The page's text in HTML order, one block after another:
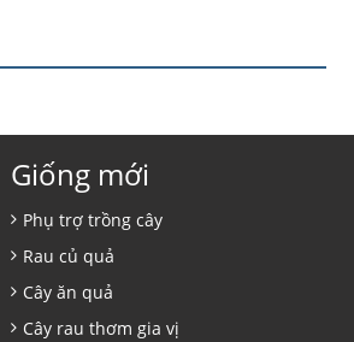
Giống mới
Phụ trợ trồng cây
Rau củ quả
Cây ăn quả
Cây rau thơm gia vị